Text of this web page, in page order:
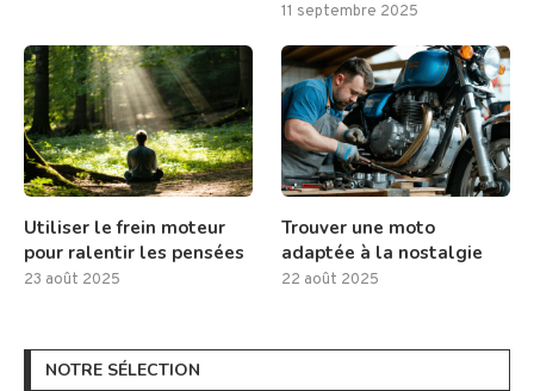
11 septembre 2025
Utiliser le frein moteur
pour ralentir les pensées
23 août 2025
Trouver une moto
adaptée à la nostalgie
22 août 2025
NOTRE SÉLECTION